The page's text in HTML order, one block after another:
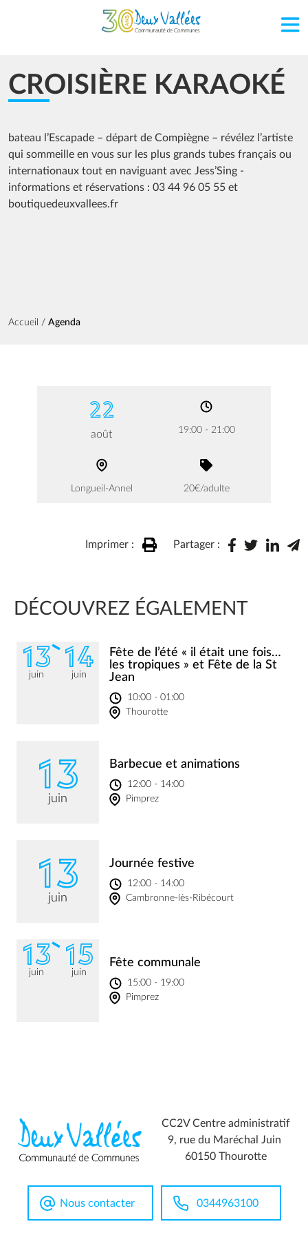
Aller au contenu principal
CROISIÈRE KARAOKÉ
bateau l’Escapade – départ de Compiègne – révélez l’artiste
qui sommeille en vous sur les plus grands tubes français ou
internationaux tout en naviguant avec Jess’Sing -
informations et réservations : 03 44 96 05 55 et
boutiquedeuxvallees.fr
Fil d'Ariane
Accueil Agenda
22
août 19:00 - 21:00
Longueil-Annel 20€/adulte
Imprimer : Partager :
DÉCOUVREZ ÉGALEMENT
13
juin
14
juin
Fête de l’été « il était une fois…
les tropiques » et Fête de la St
Jean
10:00 - 01:00
Thourotte
13
juin
Barbecue et animations
12:00 - 14:00
Pimprez
13
juin
Journée festive
12:00 - 14:00
Cambronne-lès-Ribécourt
13
juin
15
juin
Fête communale
15:00 - 19:00
Pimprez
CC2V Centre administratif
9, rue du Maréchal Juin
60150 Thourotte
Nous contacter 0344963100